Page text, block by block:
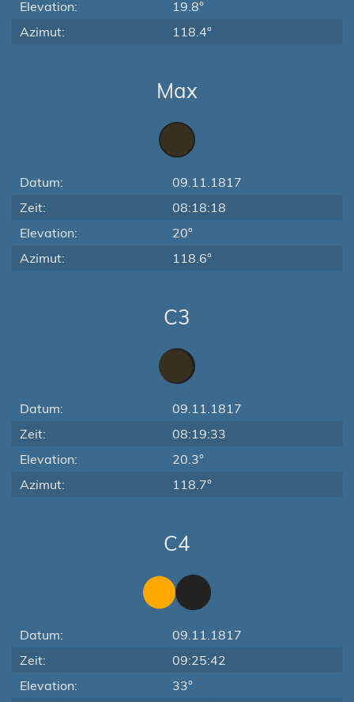
Elevation:
19.8°
Azimut:
118.4°
Max
Datum:
09.11.1817
Zeit:
08:18:18
Elevation:
20°
Azimut:
118.6°
C3
Datum:
09.11.1817
Zeit:
08:19:33
Elevation:
20.3°
Azimut:
118.7°
C4
Datum:
09.11.1817
Zeit:
09:25:42
Elevation:
33°